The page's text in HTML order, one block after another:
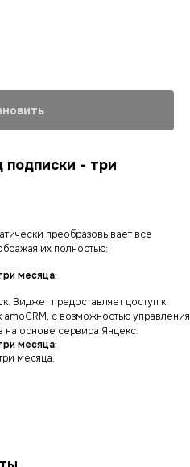
- три
преобразовывает все
их полностью:
месяца:
Виджет предоставляет доступ к
с возможностью управления
основе сервиса Яндекс.
месяца:
месяца: